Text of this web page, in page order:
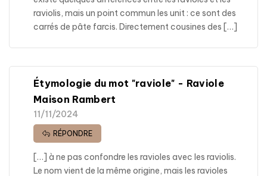
raviolis, mais un point commun les unit : ce sont des
carrés de pâte farcis. Directement cousines des […]
Étymologie du mot "raviole" - Raviole
Maison Rambert
11/11/2024
RÉPONDRE
[…] à ne pas confondre les ravioles avec les raviolis.
Le nom vient de la même origine, mais les ravioles